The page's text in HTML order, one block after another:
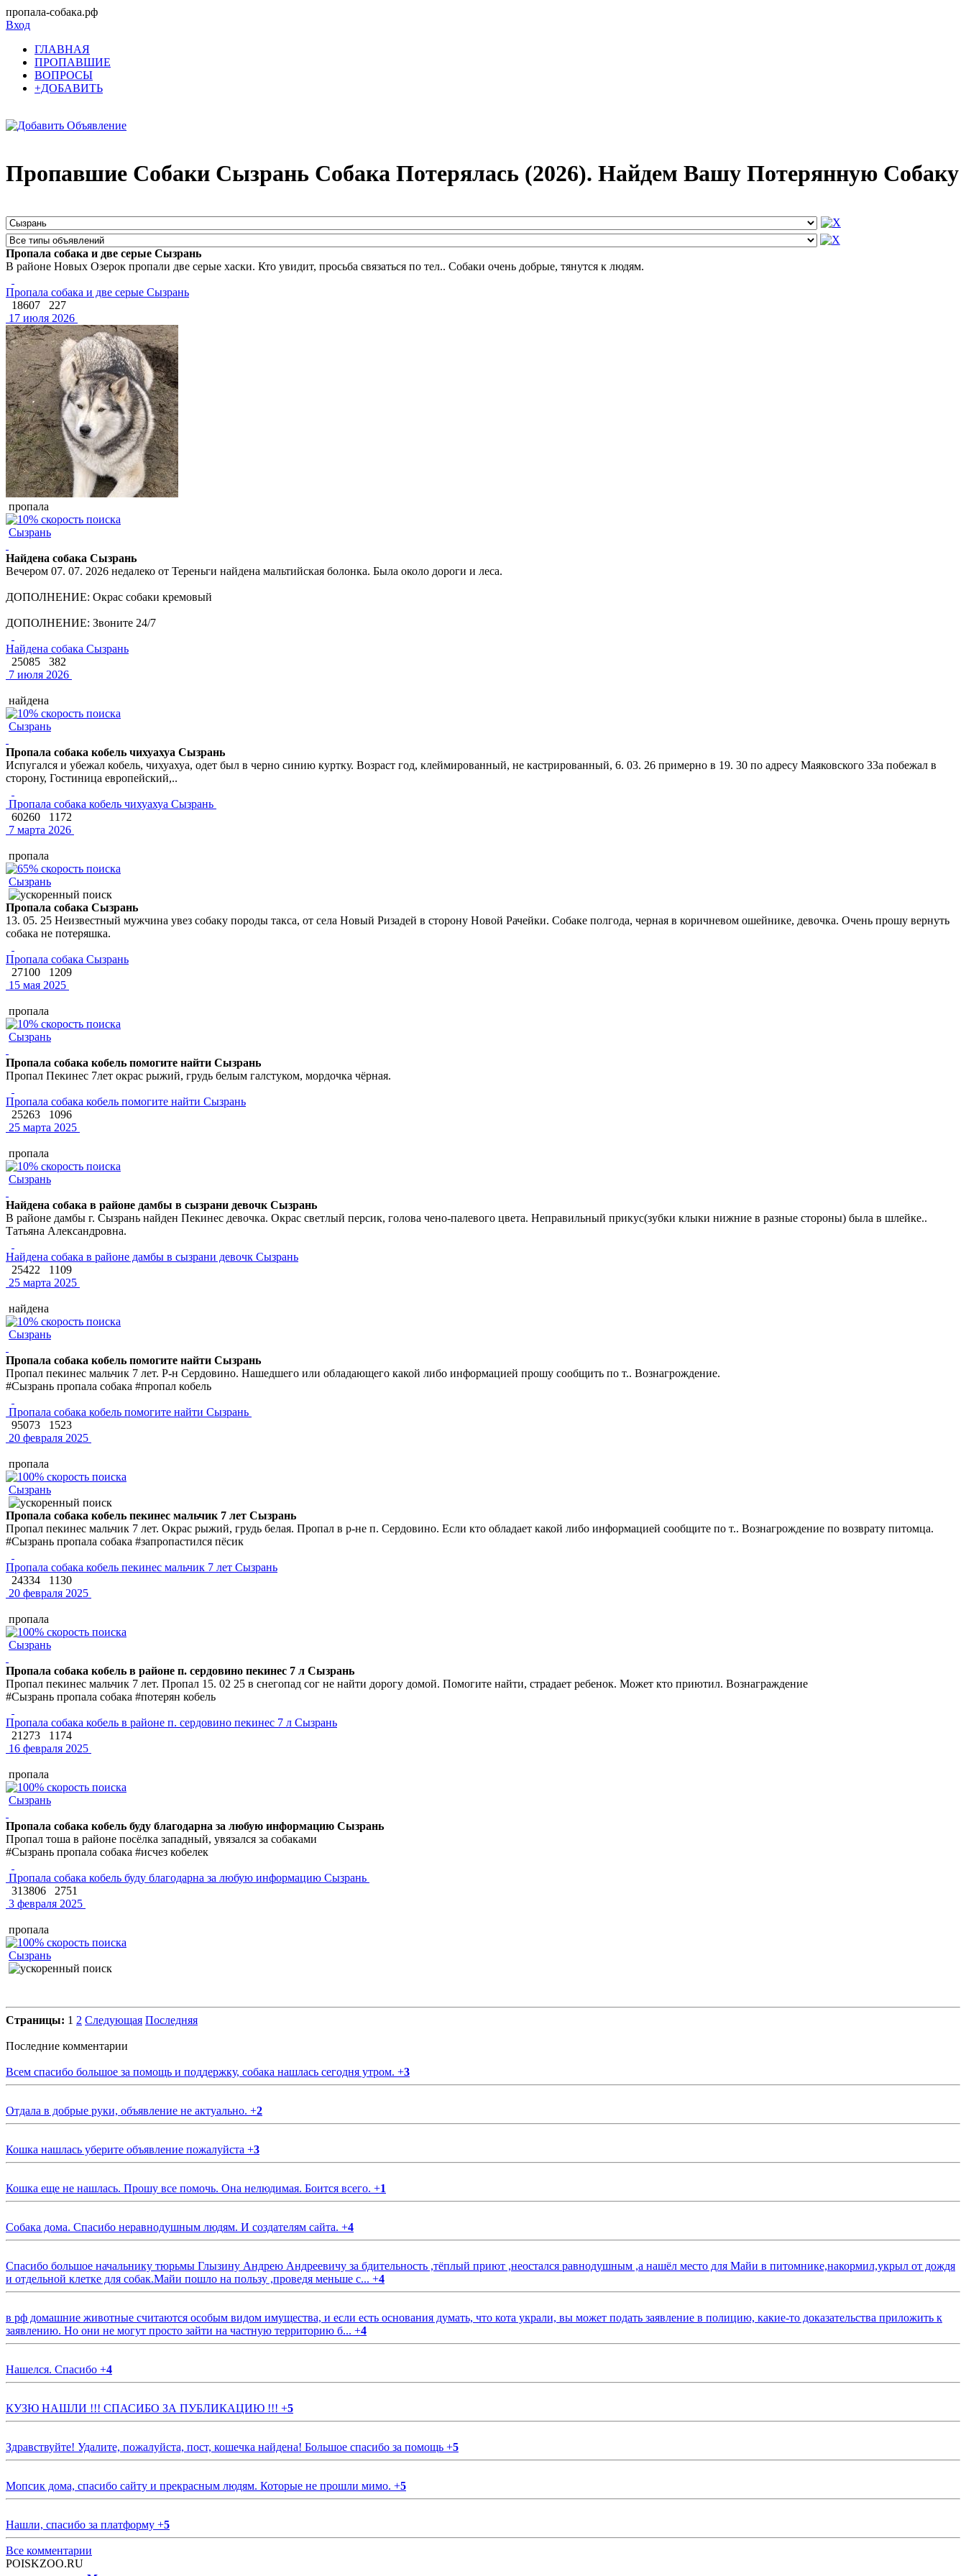
пропала-собака.рф
Вход
ГЛАВНАЯ
ПРОПАВШИЕ
ВОПРОСЫ
+ДОБАВИТЬ
Пропавшие Собаки Сызрань Собака Потерялась (2026). Найдем Вашу Потерянную Собаку
Пропала собака и две серые Сызрань
В районе Новых Озерок пропали две серые хаски. Кто увидит, просьба связаться по тел.. Собаки очень добрые, тянутся к людям.
Пропала собака и две серые Сызрань
18607
227
17 июля 2026
пропала
Сызрань
Найдена собака Сызрань
Вечером 07. 07. 2026 недалеко от Тереньги найдена мальтийская болонка. Была около дороги и леса.
ДОПОЛНЕНИЕ: Окрас собаки кремовый
ДОПОЛНЕНИЕ: Звоните 24/7
Найдена собака Сызрань
25085
382
7 июля 2026
найдена
Сызрань
Пропала собака кобель чихуахуа Сызрань
Испугался и убежал кобель, чихуахуа, одет был в черно синию куртку. Возраст год, клеймированный, не кастрированный, 6. 03. 26 примерно в 19. 30 по адресу Маяковского 33а побежал в
сторону, Гостиница европейский,..
Пропала собака кобель чихуахуа Сызрань
60260
1172
7 марта 2026
пропала
Сызрань
Пропала собака Сызрань
13. 05. 25 Неизвестный мужчина увез собаку породы такса, от села Новый Ризадей в сторону Новой Рачейки. Собаке полгода, черная в коричневом ошейнике, девочка. Очень прошу вернуть
собака не потеряшка.
Пропала собака Сызрань
27100
1209
15 мая 2025
пропала
Сызрань
Пропала собака кобель помогите найти Сызрань
Пропал Пекинес 7лет окрас рыжий, грудь белым галстуком, мордочка чёрная.
Пропала собака кобель помогите найти Сызрань
25263
1096
25 марта 2025
пропала
Сызрань
Найдена собака в районе дамбы в сызрани девочк Сызрань
В районе дамбы г. Сызрань найден Пекинес девочка. Окрас светлый персик, голова чено-палевого цвета. Неправильный прикус(зубки клыки нижние в разные стороны) была в шлейке..
Татьяна Александровна.
Найдена собака в районе дамбы в сызрани девочк Сызрань
25422
1109
25 марта 2025
найдена
Сызрань
Пропала собака кобель помогите найти Сызрань
Пропал пекинес мальчик 7 лет. Р-н Сердовино. Нашедшего или обладающего какой либо информацией прошу сообщить по т.. Вознагрождение.
#Сызрань пропала собака #пропал кобель
Пропала собака кобель помогите найти Сызрань
95073
1523
20 февраля 2025
пропала
Сызрань
Пропала собака кобель пекинес мальчик 7 лет Сызрань
Пропал пекинес мальчик 7 лет. Окрас рыжий, грудь белая. Пропал в р-не п. Сердовино. Если кто обладает какой либо информацией сообщите по т.. Вознагрождение по возврату питомца.
#Сызрань пропала собака #запропастился пёсик
Пропала собака кобель пекинес мальчик 7 лет Сызрань
24334
1130
20 февраля 2025
пропала
Сызрань
Пропала собака кобель в районе п. сердовино пекинес 7 л Сызрань
Пропал пекинес мальчик 7 лет. Пропал 15. 02 25 в снегопад сог не найти дорогу домой. Помогите найти, страдает ребенок. Может кто приютил. Вознаграждение
#Сызрань пропала собака #потерян кобель
Пропала собака кобель в районе п. сердовино пекинес 7 л Сызрань
21273
1174
16 февраля 2025
пропала
Сызрань
Пропала собака кобель буду благодарна за любую информацию Сызрань
Пропал тоша в районе посёлка западный, увязался за собаками
#Сызрань пропала собака #исчез кобелек
Пропала собака кобель буду благодарна за любую информацию Сызрань
313806
2751
3 февраля 2025
пропала
Сызрань
Страницы: 1 2 Следующая Последняя
Последние комментарии
Всем спасибо большое за помощь и поддержку, собака нашлась сегодня утром. +3
Отдала в добрые руки, объявление не актуально. +2
Кошка нашлась уберите объявление пожалуйста +3
Кошка еще не нашлась. Прошу все помочь. Она нелюдимая. Боится всего. +1
Собака дома. Спасибо неравнодушным людям. И создателям сайта. +4
Спасибо большое начальнику тюрьмы Глызину Андрею Андреевичу за бдительность ,тёплый приют ,неостался равнодушным ,а нашёл место для Майи в питомнике,накормил,укрыл от дождя
и отдельной клетке для собак.Майи пошло на пользу ,проведя меньше с... +4
в рф домашние животные считаются особым видом имущества, и если есть основания думать, что кота украли, вы может подать заявление в полицию, какие-то доказательства приложить к
заявлению. Но они не могут просто зайти на частную территорию б... +4
Нашелся. Спасибо +4
КУЗЮ НАШЛИ !!! СПАСИБО ЗА ПУБЛИКАЦИЮ !!! +5
Здравствуйте! Удалите, пожалуйста, пост, кошечка найдена! Большое спасибо за помощь +5
Мопсик дома, спасибо сайту и прекрасным людям. Которые не прошли мимо. +5
Нашли, спасибо за платформу +5
Все комментарии
POISKZOO.RU